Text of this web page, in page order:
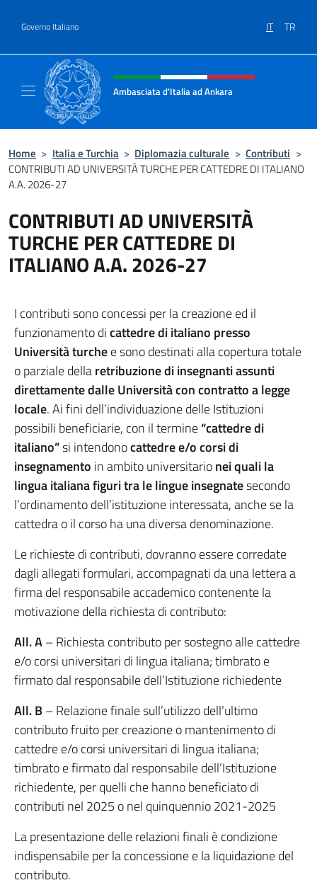
Governo Italiano IT TR
Intestazione sito, social e menù
Ambasciata d'Italia ad Ankara
Home > Italia e Turchia > Diplomazia culturale > Contributi >
CONTRIBUTI AD UNIVERSITÀ TURCHE PER CATTEDRE DI ITALIANO
A.A. 2026-27
CONTRIBUTI AD UNIVERSITÀ
TURCHE PER CATTEDRE DI
ITALIANO A.A. 2026-27
I contributi sono concessi per la creazione ed il
funzionamento dicattedre di italiano presso
Università turchee sono destinati alla copertura totale
o parziale dellaretribuzione di insegnanti assunti
direttamente dalle Università con contratto a legge
locale. Ai fini dell’individuazione delle Istituzioni
possibili beneficiarie, con il termine“cattedre di
italiano”si intendonocattedre e/o corsi di
insegnamento in ambito universitarionei quali la
lingua italiana figuri tra le lingue insegnatesecondo
l’ordinamento dell’istituzione interessata, anche se la
cattedra o il corso ha una diversa denominazione.
Le richieste di contributi, dovranno essere corredate
dagli allegati formulari, accompagnati da una lettera a
firma del responsabile accademico contenente la
motivazione della richiesta di contributo:
All. A– Richiesta contributo per sostegno alle cattedre
e/o corsi universitari di lingua italiana; timbrato e
firmato dal responsabile dell’Istituzione richiedente
All. B– Relazione finale sull’utilizzo dell’ultimo
contributo fruito per creazione o mantenimento di
cattedre e/o corsi universitari di lingua italiana;
timbrato e firmato dal responsabile dell’Istituzione
richiedente, per quelli che hanno beneficiato di
contributi nel 2025 o nel quinquennio 2021-2025
La presentazione delle relazioni finali è condizione
indispensabile per la concessione e la liquidazione del
contributo.